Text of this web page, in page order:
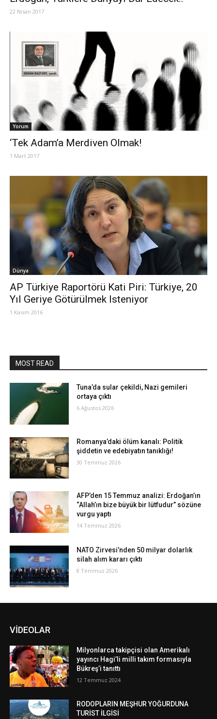
22 Nisan 2017
Yorum
‘Tek Adam’a Merdiven Olmak!
1 Mart 2017
Dünya
AP Türkiye Raportörü Kati Piri: Türkiye, 20
Yıl Geriye Götürülmek Isteniyor
1 Kasım 2016
MOST READ
Tuna’da sular çekildi, Nazi gemileri
ortaya çıktı
6 Ağustos 2026
Romanya’daki ölüm kanalı: Politik
şiddetin ve edebiyatın tanıklığı!
30 Temmuz 2026
AFP’den 15 Temmuz analizi: Erdoğan’ın
“Allah’ın bize büyük bir lütfudur” sözüne
vurgu yaptı
14 Temmuz 2026
NATO Zirvesi’nden 50 milyar dolarlık
silah alım kararı çıktı
8 Temmuz 2026
VİDEOLAR
Milyonlarca takipçisi olan Amerikalı
yayıncı Hagi’li milli takım formasıyla
Bükreş’i tanıttı
12 Temmuz 2024
RODOPLARIN MEŞHUR YOĞURDUNA
TURİST İLGİSİ